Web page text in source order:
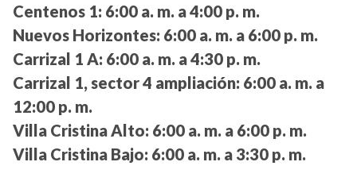
Centenos 1: 6:00 a. m. a 4:00 p. m.
Nuevos Horizontes: 6:00 a. m. a 6:00 p. m.
Carrizal 1 A: 6:00 a. m. a 4:30 p. m.
Carrizal 1, sector 4 ampliación: 6:00 a. m. a
12:00 p. m.
Villa Cristina Alto: 6:00 a. m. a 6:00 p. m.
Villa Cristina Bajo: 6:00 a. m. a 3:30 p. m.